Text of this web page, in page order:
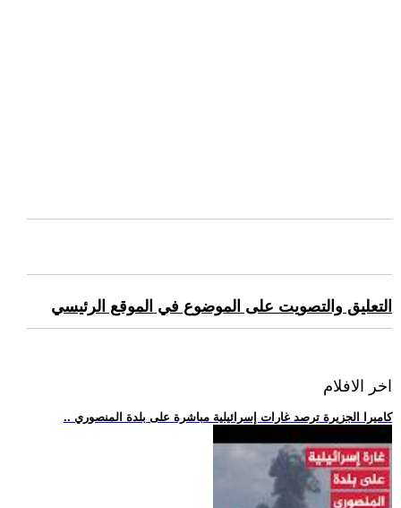
التعليق والتصويت على الموضوع في الموقع الرئيسي
اخر الافلام
.. كاميرا الجزيرة ترصد غارات إسرائيلية مباشرة على بلدة المنصوري